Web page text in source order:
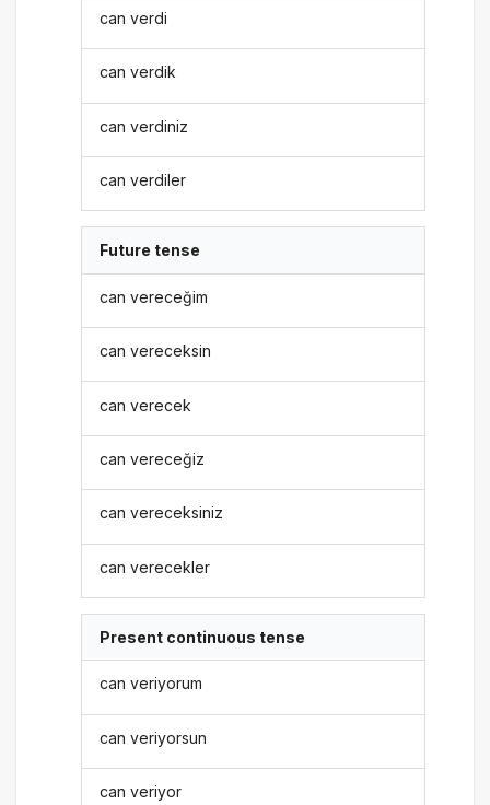
can verdi
can verdik
can verdiniz
can verdiler
Future tense
can vereceğim
can vereceksin
can verecek
can vereceğiz
can vereceksiniz
can verecekler
Present continuous tense
can veriyorum
can veriyorsun
can veriyor